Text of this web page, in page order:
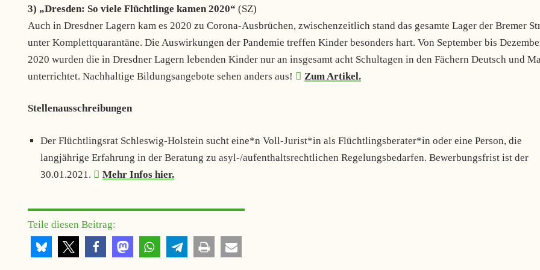
3) „Dresden: So viele Flüchtlinge kamen 2020“ (SZ)
Auch in Dresdner Lagern kam es 2020 zu Corona-Ausbrüchen, zwischenzeitlich stand das gesamte Lager der Bremer
unter Komplettquarantäne. Die Auswirkungen der Pandemie treffen Kinder besonders hart. Von September bis
2020 wurden die in Dresdner Lagern lebenden Kinder nur an insgesamt acht Schultagen in den Fächern Deutsch und
unterrichtet. Nachhaltige Bildungsangebote sehen anders aus!
Zum Artikel.
Stellenausschreibungen
Der Flüchtlingsrat Schleswig-Holstein sucht eine*n Voll-Jurist*in als Flüchtlingsberater*in oder eine Person, die
langjährige Erfahrung in der Beratung zu asyl-/aufenthaltsrechtlichen Regelungsbedarfen. Bewerbungsfrist ist der
30.01.2021.
Mehr Infos hier.
Teile diesen Beitrag: